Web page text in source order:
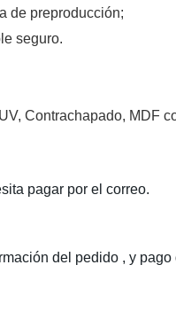
de preproducción;
seguro.
Contrachapado, MDF
pagar por el correo.
del pedido , y pago